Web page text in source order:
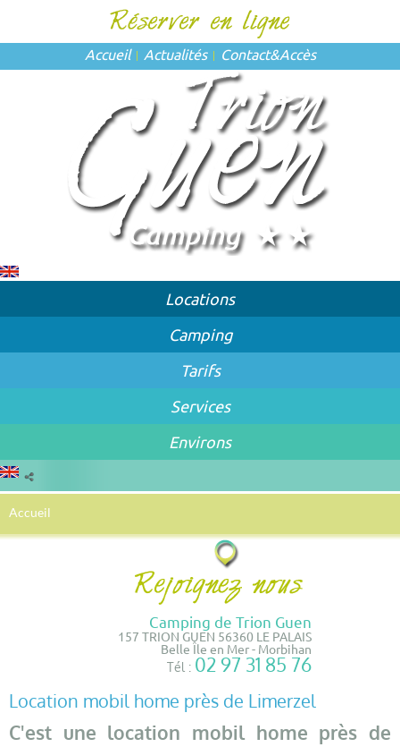
Accueil Actualités Contact&Accès
Locations
Camping
Tarifs
Services
Environs
Accueil
Camping de Trion Guen
157 TRION GUEN 56360 LE PALAIS
Belle Île en Mer - Morbihan
Tél : 02 97 31 85 76
Location mobil home près de Limerzel
C'est une location mobil home près de